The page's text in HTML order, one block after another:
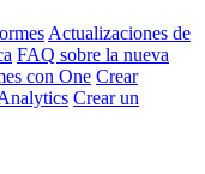
Actualizaciones de
FAQ sobre la nueva
con One Crear
Crear un